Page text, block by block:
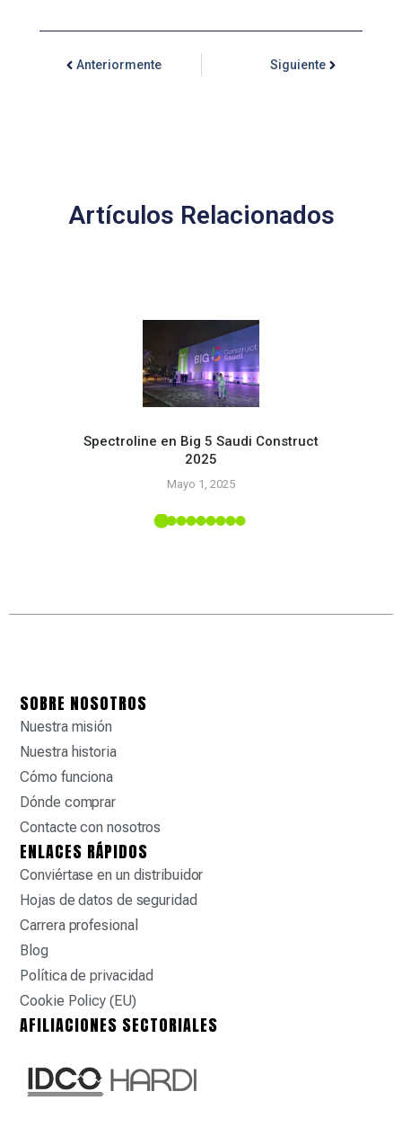
Anteriormente Siguiente
Artículos Relacionados
Spectroline en Big 5 Saudi Construct
2025
Mayo 1, 2025
SOBRE NOSOTROS
Nuestra misión
Nuestra historia
Cómo funciona
Dónde comprar
Contacte con nosotros
ENLACES RÁPIDOS
Conviértase en un distribuidor
Hojas de datos de seguridad
Carrera profesional
Blog
Política de privacidad
Cookie Policy (EU)
AFILIACIONES SECTORIALES